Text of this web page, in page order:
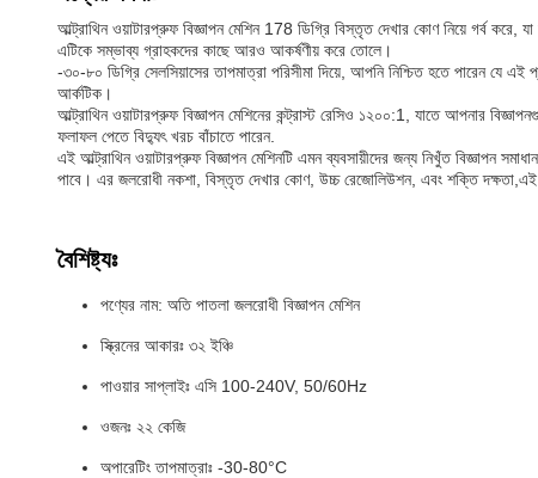
আল্ট্রাথিন ওয়াটারপ্রুফ বিজ্ঞাপন মেশিন 178 ডিগ্রি বিস্তৃত দেখার কোণ নিয়ে গর্ব
এটিকে সম্ভাব্য গ্রাহকদের কাছে আরও আকর্ষণীয় করে তোলে।
-৩০-৮০ ডিগ্রি সেলসিয়াসের তাপমাত্রা পরিসীমা দিয়ে, আপনি নিশ্চিত হতে পারেন যে
আর্কটিক।
আল্ট্রাথিন ওয়াটারপ্রুফ বিজ্ঞাপন মেশিনের কন্ট্রাস্ট রেসিও ১২০০:1, যাতে আপনার
ফলাফল পেতে বিদ্যুৎ খরচ বাঁচাতে পারেন.
এই আল্ট্রাথিন ওয়াটারপ্রুফ বিজ্ঞাপন মেশিনটি এমন ব্যবসায়ীদের জন্য নিখুঁত বিজ্ঞাপন
পাবে। এর জলরোধী নকশা, বিস্তৃত দেখার কোণ, উচ্চ রেজোলিউশন, এবং শক্তি দক্ষতা,এই
বৈশিষ্ট্যঃ
পণ্যের নাম: অতি পাতলা জলরোধী বিজ্ঞাপন মেশিন
স্ক্রিনের আকারঃ ৩২ ইঞ্চি
পাওয়ার সাপ্লাইঃ এসি 100-240V, 50/60Hz
ওজনঃ ২২ কেজি
অপারেটিং তাপমাত্রাঃ -30-80°C